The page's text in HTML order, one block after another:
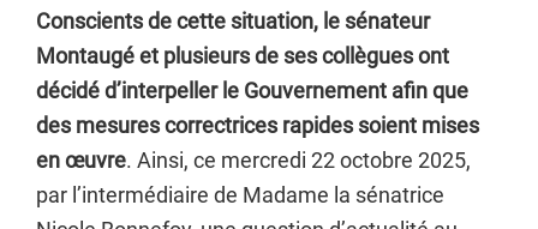
Conscients de cette situation, le sénateur
Montaugé et plusieurs de ses collègues ont
décidé d’interpeller le Gouvernement afin que
des mesures correctrices rapides soient mises
en œuvre. Ainsi, ce mercredi 22 octobre 2025,
par l’intermédiaire de Madame la sénatrice